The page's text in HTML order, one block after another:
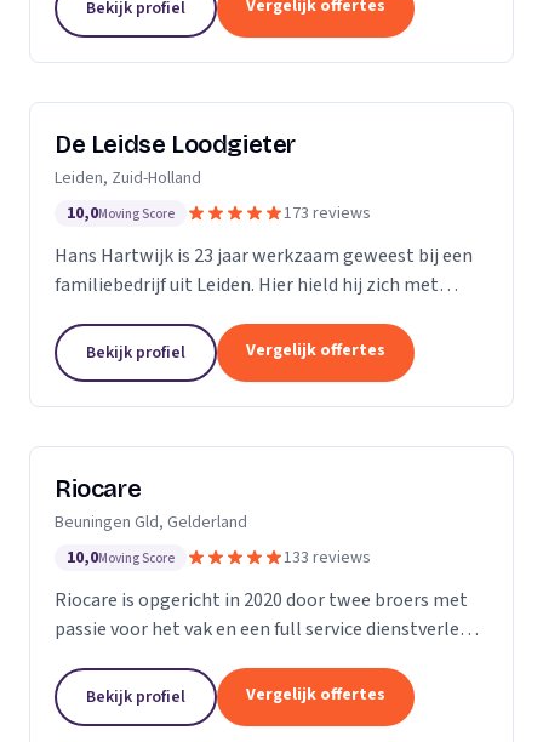
Bekijk profiel Vergelijk offertes
De Leidse Loodgieter
Leiden, Zuid-Holland
10,0Moving Score 173 reviews
Hans Hartwijk is 23 jaar werkzaam geweest bij een
familiebedrijf uit Leiden. Hier hield hij zich met
verder gegaan als de Leidse Loodgieter. Met de...
Bekijk profiel Vergelijk offertes
Riocare
Beuningen Gld, Gelderland
10,0Moving Score 133 reviews
Riocare is opgericht in 2020 door twee broers met
passie voor het vak en een full service dienstverlener
leveren diensten op het gebied van...
Bekijk profiel Vergelijk offertes